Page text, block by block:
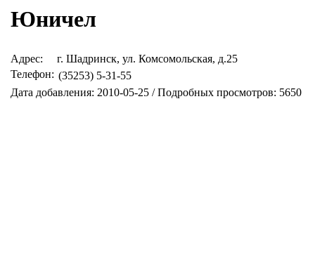
Юничел
Адрес:
г. Шадринск, ул. Комсомольская, д.25
Телефон: (35253) 5-31-55
Дата добавления: 2010-05-25 / Подробных просмотров: 5650